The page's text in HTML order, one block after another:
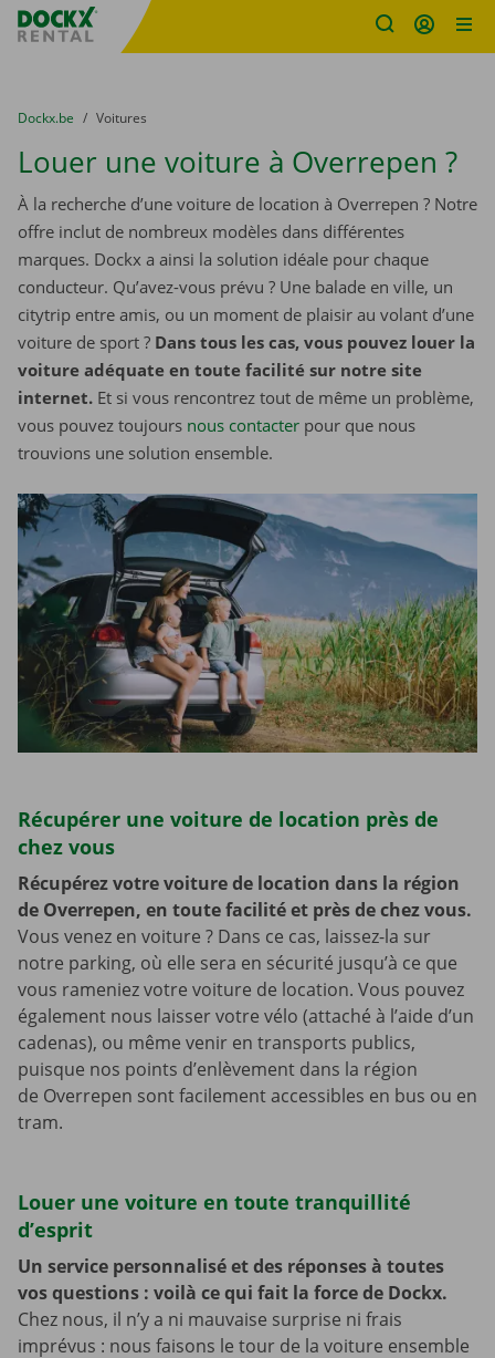
sitename
You are here:
du
Dockx.be to
Voitures
Louer une voiture à Overrepen ?
À la recherche d’une voiture de location à Overrepen ? Notre
offre inclut de nombreux modèles dans différentes
marques. Dockx a ainsi la solution idéale pour chaque
conducteur. Qu’avez-vous prévu ? Une balade en ville, un
citytrip entre amis, ou un moment de plaisir au volant d’une
voiture de sport ? Dans tous les cas, vous pouvez louer la
voiture adéquate en toute facilité sur notre site
internet. Et si vous rencontrez tout de même un problème,
vous pouvez toujours nous contacter pour que nous
trouvions une solution ensemble.
Récupérer une voiture de location près de
chez vous
Récupérez votre voiture de location dans la région
de Overrepen, en toute facilité et près de chez vous.
Vous venez en voiture ? Dans ce cas, laissez-la sur
notre parking, où elle sera en sécurité jusqu’à ce que
vous rameniez votre voiture de location. Vous pouvez
également nous laisser votre vélo (attaché à l’aide d’un
cadenas), ou même venir en transports publics,
puisque nos points d’enlèvement dans la région
de Overrepen sont facilement accessibles en bus ou en
tram.
Louer une voiture en toute tranquillité
d’esprit
Un service personnalisé et des réponses à toutes
vos questions : voilà ce qui fait la force de Dockx.
Chez nous, il n’y a ni mauvaise surprise ni frais
imprévus : nous faisons le tour de la voiture ensemble